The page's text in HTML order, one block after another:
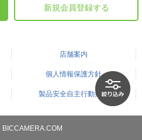
新規会員登録する
店舗案内
個人情報保護方針
製品安全自主行動指針